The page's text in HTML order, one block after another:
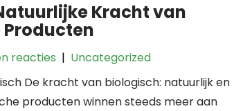
Kracht van
reacties | Uncategorized
De kracht van biologisch: natuurlijk en
producten winnen steeds meer aan